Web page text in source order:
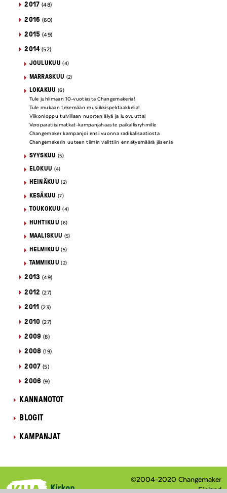
2017 (48)
2016 (60)
2015 (49)
2014 (52)
JOULUKUU (4)
MARRASKUU (2)
LOKAKUU (6)
Tule juhlimaan 10-vuotiasta Changemakeria!
Tule mukaan tekemään musiikkispektaakkelia!
Viikonloppu tulvillaan nuorten älyä ja luovuutta!
Veroparatiisimatkat-kampanjahaaste paikallisryhmille
Changemaker kampanjoi ensi vuonna radikalisaatiosta
Changemakerin uuteen tiimin valittiin ennätysmäärä jäseniä
SYYSKUU (5)
ELOKUU (4)
HEINÄKUU (2)
KESÄKUU (7)
TOUKOKUU (4)
HUHTIKUU (6)
MAALISKUU (5)
HELMIKUU (5)
TAMMIKUU (2)
2013 (49)
2012 (27)
2011 (23)
2010 (27)
2009 (8)
2008 (19)
2007 (5)
2006 (9)
KANNANOTOT
BLOGIT
KAMPANJAT
©2004-2020 Changemaker
Finland